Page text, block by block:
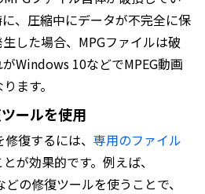
、圧縮中にデータが不完全に保
した場合、MPGファイルは破
Windows 10などでMPEG動画
ます。
ールを使用
復するには、 専用のファイル
が効果的です。例えば、
の修復ツールを使うことで、